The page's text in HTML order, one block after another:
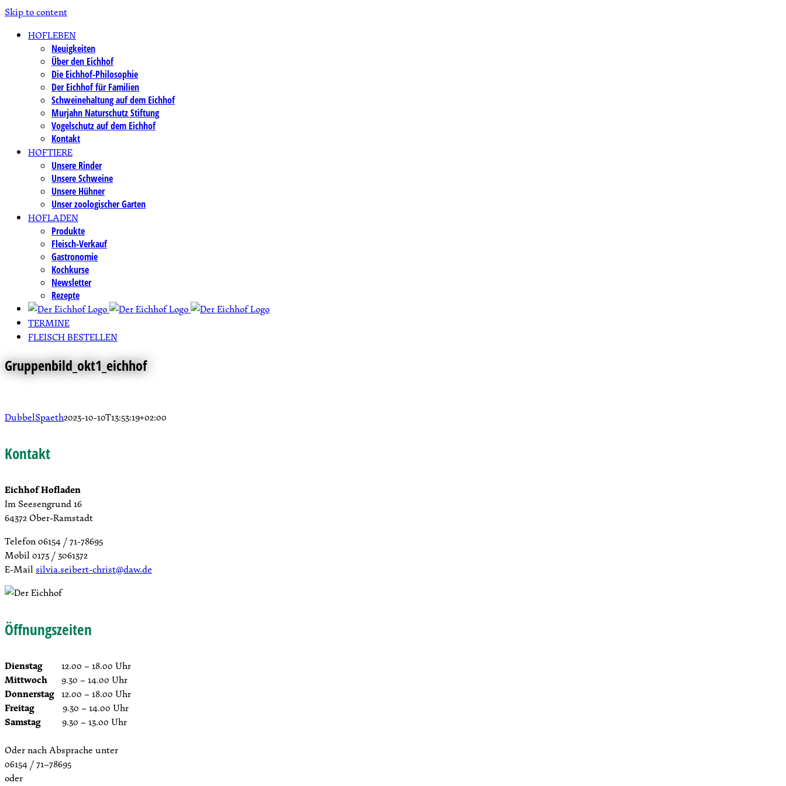
Skip to content
HOFLEBEN
Neuigkeiten
Über den Eichhof
Die Eichhof-Philosophie
Der Eichhof für Familien
Schweinehaltung auf dem Eichhof
Murjahn Naturschutz Stiftung
Vogelschutz auf dem Eichhof
Kontakt
HOFTIERE
Unsere Rinder
Unsere Schweine
Unsere Hühner
Unser zoologischer Garten
HOFLADEN
Produkte
Fleisch-Verkauf
Gastronomie
Kochkurse
Newsletter
Rezepte
TERMINE
FLEISCH BESTELLEN
Gruppenbild_okt1_eichhof
DubbelSpaeth2023-10-10T13:53:19+02:00
Kontakt
Eichhof Hofladen
Im Seesengrund 16
64372 Ober-Ramstadt
Telefon 06154 / 71-78695
Mobil 0173 / 3061372
E-Mailsilvia.seibert-christ@daw.de
Öffnungszeiten
Dienstag 12.00 – 18.00 Uhr
Mittwoch 9.30 – 14.00 Uhr
Donnerstag 12.00 – 18.00 Uhr
Freitag 9.30 – 14.00 Uhr
Samstag 9.30 – 13.00 Uhr
Oder nach Absprache unter
06154 / 71–78695
oder